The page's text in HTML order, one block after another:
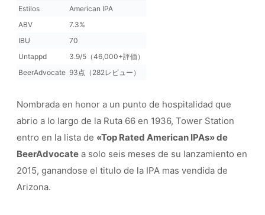
Estilos
American IPA
ABV
7.3%
IBU
70
Untappd
3.9/5（46,000+評価）
BeerAdvocate 93点（282レビュー）
Nombrada en honor a un punto de hospitalidad que
abrio a lo largo de la Ruta 66 en 1936, Tower Station
entro en la lista de «Top Rated American IPAs» de
BeerAdvocate a solo seis meses de su lanzamiento en
2015, ganandose el titulo de la IPA mas vendida de
Arizona.